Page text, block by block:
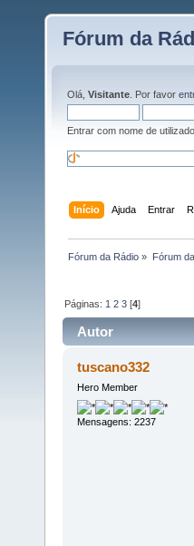
Fórum da
Olá, Visitante . Por favor
Entrar com nome de
Início Ajuda Entrar
Fórum da Rádio » Fórum
Páginas: 1 2 3 [4]
Autor
tuscano332
Hero Member
Mensagens: 2237